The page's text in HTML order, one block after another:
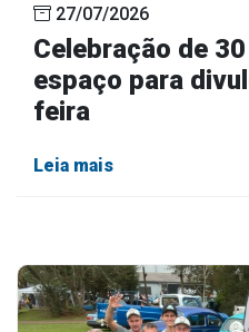
27/07/2026
Celebração de
espaço para
feira
Leia mais